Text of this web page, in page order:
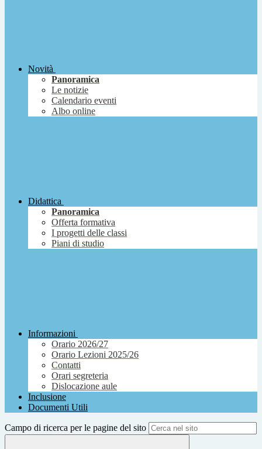
Novità
Panoramica
Le notizie
Calendario eventi
Albo online
Didattica
Panoramica
Offerta formativa
I progetti delle classi
Piani di studio
Informazioni
Orario 2026/27
Orario Lezioni 2025/26
Contatti
Orari segreteria
Dislocazione aule
Inclusione
Documenti Utili
Campo di ricerca per le pagine del sito